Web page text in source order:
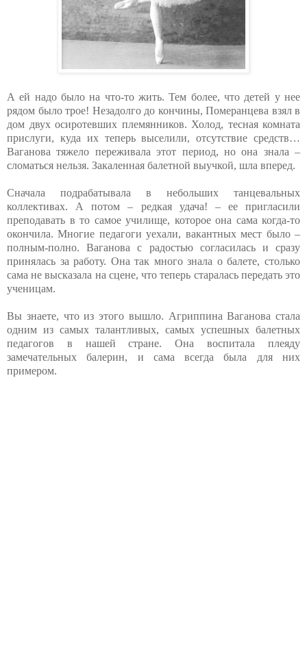
А ей надо было на что-то жить. Тем более, что детей у нее
рядом было трое! Незадолго до кончины, Померанцева взял в
дом двух осиротевших племянников. Холод, тесная комната
прислуги, куда их теперь выселили, отсутствие средств…
Ваганова тяжело переживала этот период, но она знала –
сломаться нельзя. Закаленная балетной выучкой, шла вперед.
Сначала подрабатывала в небольших танцевальных
коллективах. А потом – редкая удача! – ее пригласили
преподавать в то самое училище, которое она сама когда-то
окончила. Многие педагоги уехали, вакантных мест было –
полным-полно. Ваганова с радостью согласилась и сразу
принялась за работу. Она так много знала о балете, столько
сама не высказала на сцене, что теперь старалась передать это
ученицам.
Вы знаете, что из этого вышло. Агриппина Ваганова стала
одним из самых талантливых, самых успешных балетных
педагогов в нашей стране. Она воспитала плеяду
замечательных балерин, и сама всегда была для них
примером.